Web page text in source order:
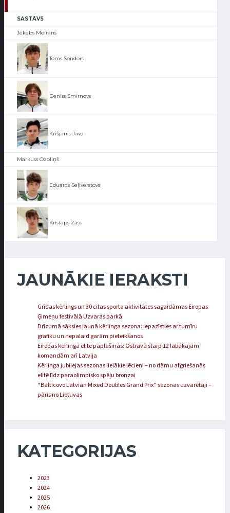
SASTĀVS
Jēkabs Meirāns
Toms Sondors
Deniss Smirnovs
Krišjānis Java
Markuss Ozoliņš
Eduards Seļiverstovs
Kristaps Zass
JAUNĀKIE IERAKSTI
Grīdas kērlings un 30 citas sporta aktivitātes sagaidāmas Eiropas
Ģimeņu festivālā Uzvaras parkā
Drīzumā sāksies jaunā kērlinga sezona: iepazīsties ar turnīru
grafiku un nepalaid garām pieteikšanos
Eiropas kērlinga elite paplašinās: Ostravā starp 12 labākajām
komandām arī Latvija
Kērlinga jubilejas sezonas lielākie lēcieni – no dāmu atgriešanās
elitē līdz paraolimpisko spēļu bronzai
“Balticovo Latvian Mixed Doubles Grand Prix” sezonas uzvarētāji –
pāris no Lietuvas
KATEGORIJAS
2023
2024
2025
2026